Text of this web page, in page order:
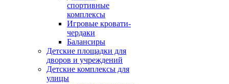
спортивные
комплексы
Игровые кровати-
чердаки
Балансиры
Детские площадки для
дворов и учреждений
Детские комплексы для
улицы